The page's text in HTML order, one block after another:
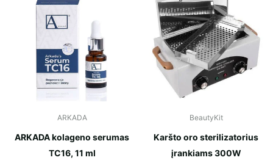
ARKADA
ARKADA kolageno serumas
TC16, 11 ml
BeautyKit
Karšto oro sterilizatorius
įrankiams 300W